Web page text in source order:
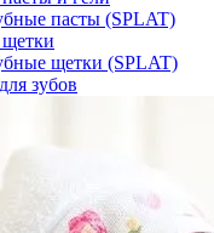
пасты (SPLAT)
щетки
щетки (SPLAT)
зубов